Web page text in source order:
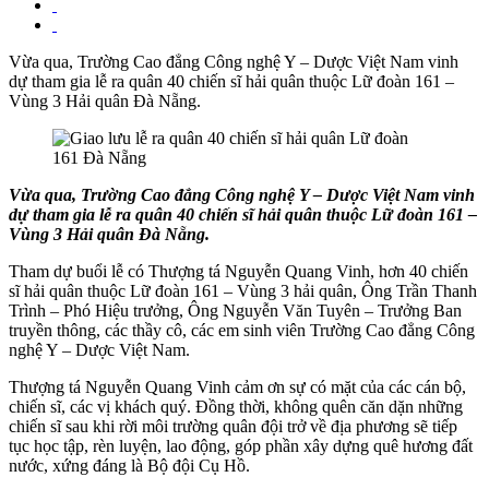
Vừa qua, Trường Cao đẳng Công nghệ Y – Dược Việt Nam vinh
dự tham gia lễ ra quân 40 chiến sĩ hải quân thuộc Lữ đoàn 161 –
Vùng 3 Hải quân Đà Nẵng.
Vừa qua, Trường Cao đẳng Công nghệ Y – Dược Việt Nam vinh
dự tham gia lễ ra quân 40 chiến sĩ hải quân thuộc Lữ đoàn 161 –
Vùng 3 Hải quân Đà Nẵng.
Tham dự buổi lễ có Thượng tá Nguyễn Quang Vinh, hơn 40 chiến
sĩ hải quân thuộc Lữ đoàn 161 – Vùng 3 hải quân, Ông Trần Thanh
Trình – Phó Hiệu trưởng, Ông Nguyễn Văn Tuyên – Trưởng Ban
truyền thông, các thầy cô, các em sinh viên Trường Cao đẳng Công
nghệ Y – Dược Việt Nam.
Thượng tá Nguyễn Quang Vinh cảm ơn sự có mặt của các cán bộ,
chiến sĩ, các vị khách quý. Đồng thời, không quên căn dặn những
chiến sĩ sau khi rời môi trường quân đội trở về địa phương sẽ tiếp
tục học tập, rèn luyện, lao động, góp phần xây dựng quê hương đất
nước, xứng đáng là Bộ đội Cụ Hồ.